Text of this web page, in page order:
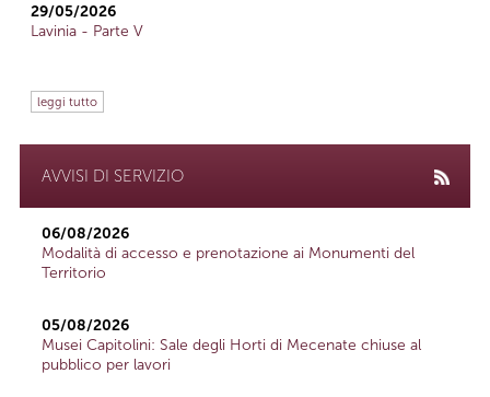
29/05/2026
Lavinia - Parte V
leggi tutto
AVVISI DI SERVIZIO
06/08/2026
Modalità di accesso e prenotazione ai Monumenti del
Territorio
05/08/2026
Musei Capitolini: Sale degli Horti di Mecenate chiuse al
pubblico per lavori